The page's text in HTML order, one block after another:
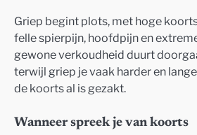
Griep begint plots, met hoge
felle spierpijn, hoofdpijn en
gewone verkoudheid duurt
terwijl griep je vaak harder en
de koorts al is gezakt.
Wanneer spreek je van koorts